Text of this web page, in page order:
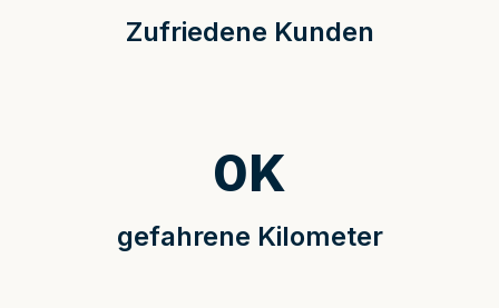
Zufriedene Kunden
gefahrene Kilometer
0K